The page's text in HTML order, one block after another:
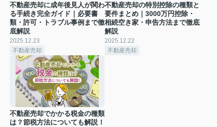
不動産売却に成年後見人が関わ
る手続き完全ガイド｜必要書
類・許可・トラブル事例まで徹
底解説
2025.12.23
不動産売却
不動産売却の特別控除の種類と
要件まとめ｜3000万円控除・
相続空き家・申告方法まで徹底
解説
2025.12.22
不動産売却
不動産売却でかかる税金の種類
は？節税方法についても解説！